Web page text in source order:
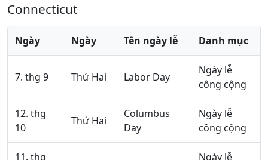
Connecticut
Ngày Ngày Tên ngày lễ Danh mục
7. thg 9 Thứ Hai Labor Day
Ngày lễ
công cộng
12. thg
10
Thứ Hai
Columbus
Day
Ngày lễ
công cộng
11. thg Ngày lễ